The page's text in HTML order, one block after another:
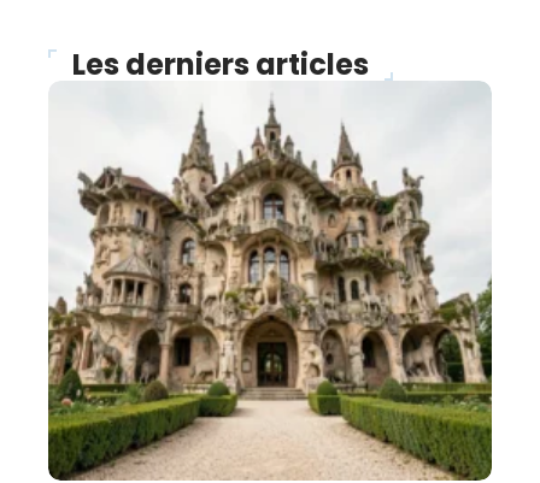
Les derniers articles